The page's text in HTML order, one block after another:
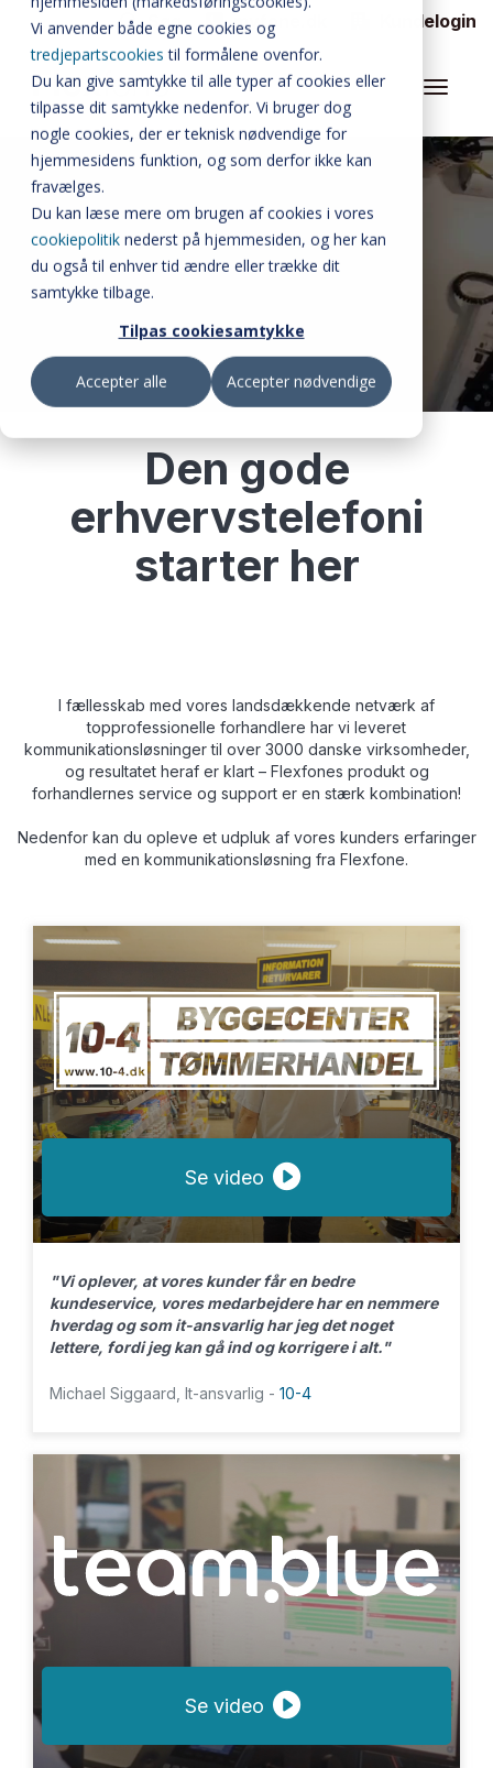
Vi anvender både egne cookies og
tredjepartscookies til formålene ovenfor.
Du kan give samtykke til alle typer af cookies eller
tilpasse dit samtykke nedenfor. Vi bruger dog
nogle cookies, der er teknisk nødvendige for
hjemmesidens funktion, og som derfor ikke kan
fravælges.
Du kan læse mere om brugen af cookies i vores
cookiepolitik nederst på hjemmesiden, og her kan
du også til enhver tid ændre eller trække dit
samtykke tilbage.
Tilpas cookiesamtykke
Accepter alle Accepter nødvendige
Kundelogin
myfone.dk
Søg
FLEXFONE CALLAI
WALLBOARD
ALLE FUNKTIONER
BUSYLIGHT
SOFTPHONE
INTEGRATIONER
MATERIALER
PRISER
OM FLEXFONE
KUNDECASES
BLOG
JOBS
OFTE STILLEDE SPØRGSMÅL
Den gode
erhvervstelefoni
starter her
I fællesskab med vores landsdækkende netværk af
topprofessionelle forhandlere har vi leveret
kommunikationsløsninger til over 3000 danske virksomheder,
og resultatet heraf er klart – Flexfones produkt og
forhandlernes service og support er en stærk kombination!
Nedenfor kan du opleve et udpluk af vores kunders erfaringer
med en kommunikationsløsning fra Flexfone.
Se video
"Vi oplever, at vores kunder får en bedre
kundeservice, vores medarbejdere har en nemmere
hverdag og som it-ansvarlig har jeg det noget
lettere, fordi jeg kan gå ind og korrigere i alt."
Michael Siggaard, It-ansvarlig - 10-4
Se video